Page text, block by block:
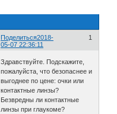
Поделиться 1
2018-
05-07 22:36:11
Здравствуйте. Подскажите,
пожалуйста, что безопаснее и
выгоднее по цене: очки или
контактные линзы?
Безвредны ли контактные
линзы при глаукоме?